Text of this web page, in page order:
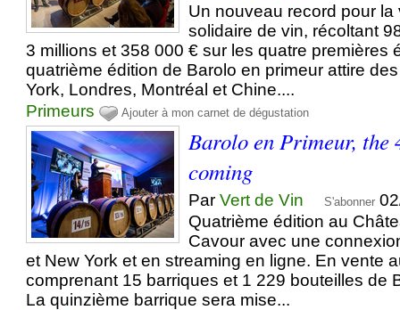
Un nouveau record pour
solidaire de vin, récoltant
3 millions et 358 000 € sur les quatre premières
quatrième édition de Barolo en primeur attire
York, Londres, Montréal et Chine....
Primeurs
Ajouter à mon carnet de dégustation
Barolo en Primeur, the
coming
ParVert de Vin S'abonner
Quatrième édition au
Cavour avec une
et New York et en streaming en ligne. En vente
comprenant 15 barriques et 1 229 bouteilles de
La quinzième barrique sera mise...